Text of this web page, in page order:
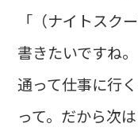
「（ナイトスク
書きたいですね
通って仕事に行
って。だから次